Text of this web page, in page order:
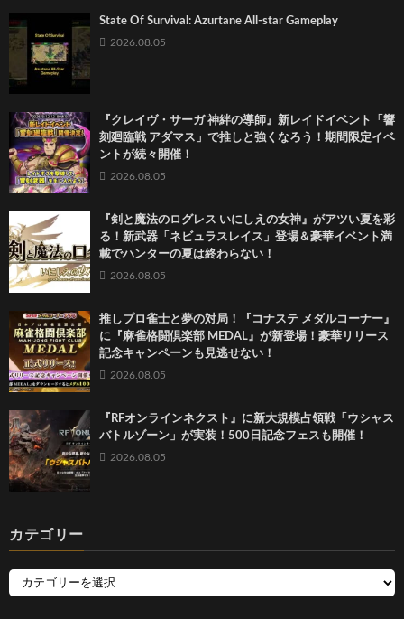
State Of Survival: Azurtane All-star Gameplay
2026.08.05
『クレイヴ・サーガ 神絆の導師』新レイドイベント「響
刻廻臨戦 アダマス」で推しと強くなろう！期間限定イベ
ントが続々開催！
2026.08.05
『剣と魔法のログレス いにしえの女神』がアツい夏を彩
る！新武器「ネビュラスレイス」登場＆豪華イベント満
載でハンターの夏は終わらない！
2026.08.05
推しプロ雀士と夢の対局！『コナステ メダルコーナー』
に『麻雀格闘倶楽部 MEDAL』が新登場！豪華リリース
記念キャンペーンも見逃せない！
2026.08.05
『RFオンラインネクスト』に新大規模占領戦「ウシャス
バトルゾーン」が実装！500日記念フェスも開催！
2026.08.05
カテゴリー